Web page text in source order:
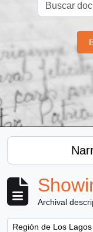
Archival
Remove filter:
Región de Los